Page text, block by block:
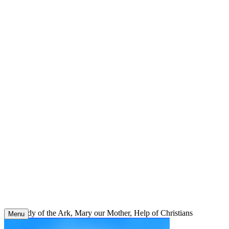
Our Lady of the Ark, Mary our Mother, Help of Christians
Menu